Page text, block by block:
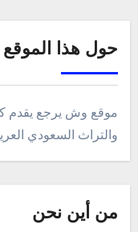
حول هذا الموقع
موقع وش يرجع يقدم
والتراث السعودي
من أين نحن